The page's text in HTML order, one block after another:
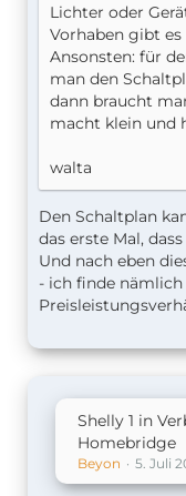
Lichter oder
Vorhaben gibt es
Ansonsten: für
man den
dann braucht
macht klein und
walta
Den Schaltplan
das erste Mal,
Und nach eben
- ich finde
Shelly 1 in
Homebridge
Beyon 5. Juli